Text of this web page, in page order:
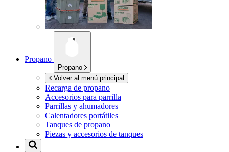
Propano
Propano
Volver al menú principal
Recarga de propano
Accesorios para parrilla
Parrillas y ahumadores
Calentadores portátiles
Tanques de propano
Piezas y accesorios de tanques